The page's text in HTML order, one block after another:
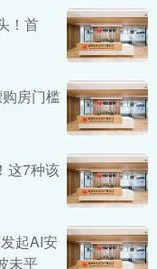
！首
房门槛
这7种该
起AI安
未平